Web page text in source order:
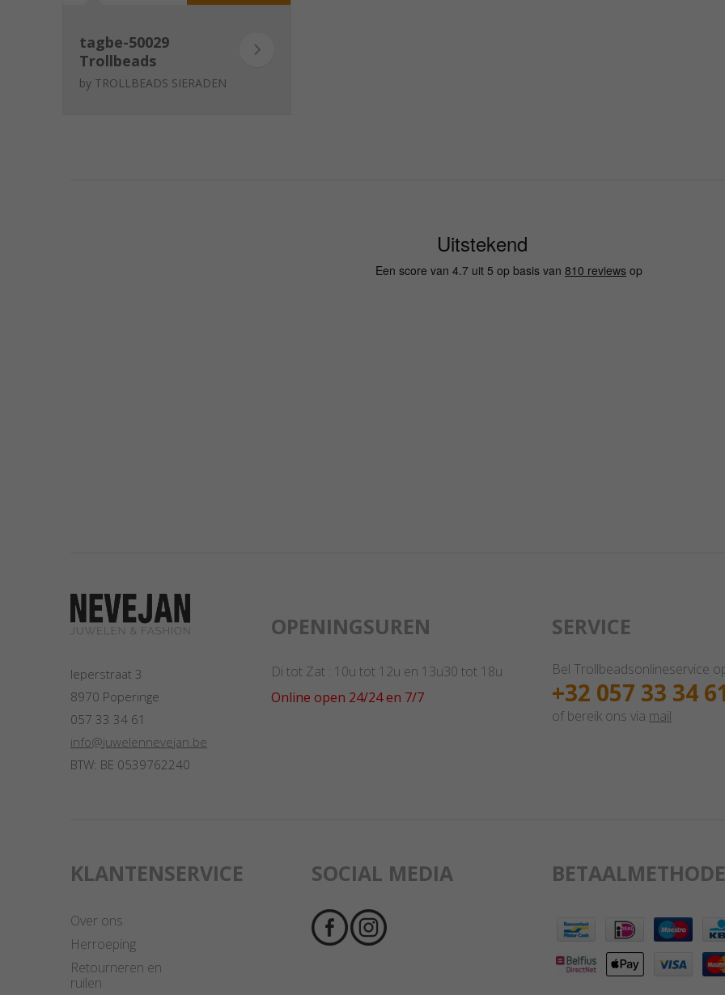
tagbe-50029
Trollbeads
Vuurtoren
by TROLLBEADS SIERADEN
Ieperstraat 3
8970 Poperinge
057 33 34 61
info@juwelennevejan.be
BTW: BE 0539762240
OPENINGSUREN
Di tot Zat : 10u tot 12u en 13u30 tot 18u
Online open 24/24 en 7/7
SERVICE
Bel Trollbeadsonlineservice
+32 057 33 34
of bereik ons via mail
KLANTENSERVICE
Over ons
Herroeping
Retourneren en
ruilen
SOCIAL MEDIA